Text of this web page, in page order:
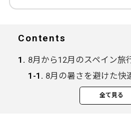
Contents
8月から12月のスペイン旅
8月の暑さを避けた快
秋から冬にかけての特
時期別の服装と持ち物
全て見る